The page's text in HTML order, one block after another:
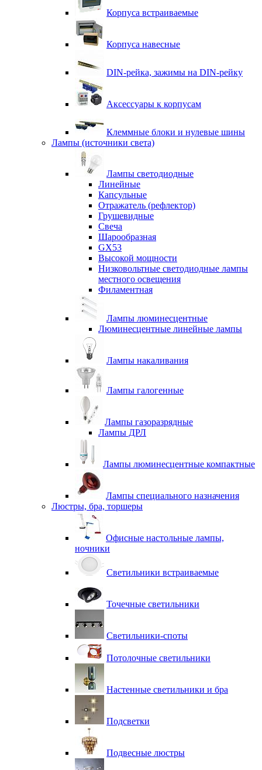
Корпуса встраиваемые
Корпуса навесные
DIN-рейка, зажимы на DIN-рейку
Аксессуары к корпусам
Клеммные блоки и нулевые шины
Лампы (источники света)
Лампы светодиодные
Линейные
Капсульные
Отражатель (рефлектор)
Грушевидные
Свеча
Шарообразная
GX53
Высокой мощности
Низковольтные светодиодные лампы
местного освещения
Филаментная
Лампы люминесцентные
Люминесцентные линейные лампы
Лампы накаливания
Лампы галогенные
Лампы газоразрядные
Лампы ДРЛ
Лампы люминесцентные компактные
Лампы специального назначения
Люстры, бра, торшеры
Офисные настольные лампы,
ночники
Светильники встраиваемые
Точечные светильники
Светильники-споты
Потолочные светильники
Настенные светильники и бра
Подсветки
Подвесные люстры